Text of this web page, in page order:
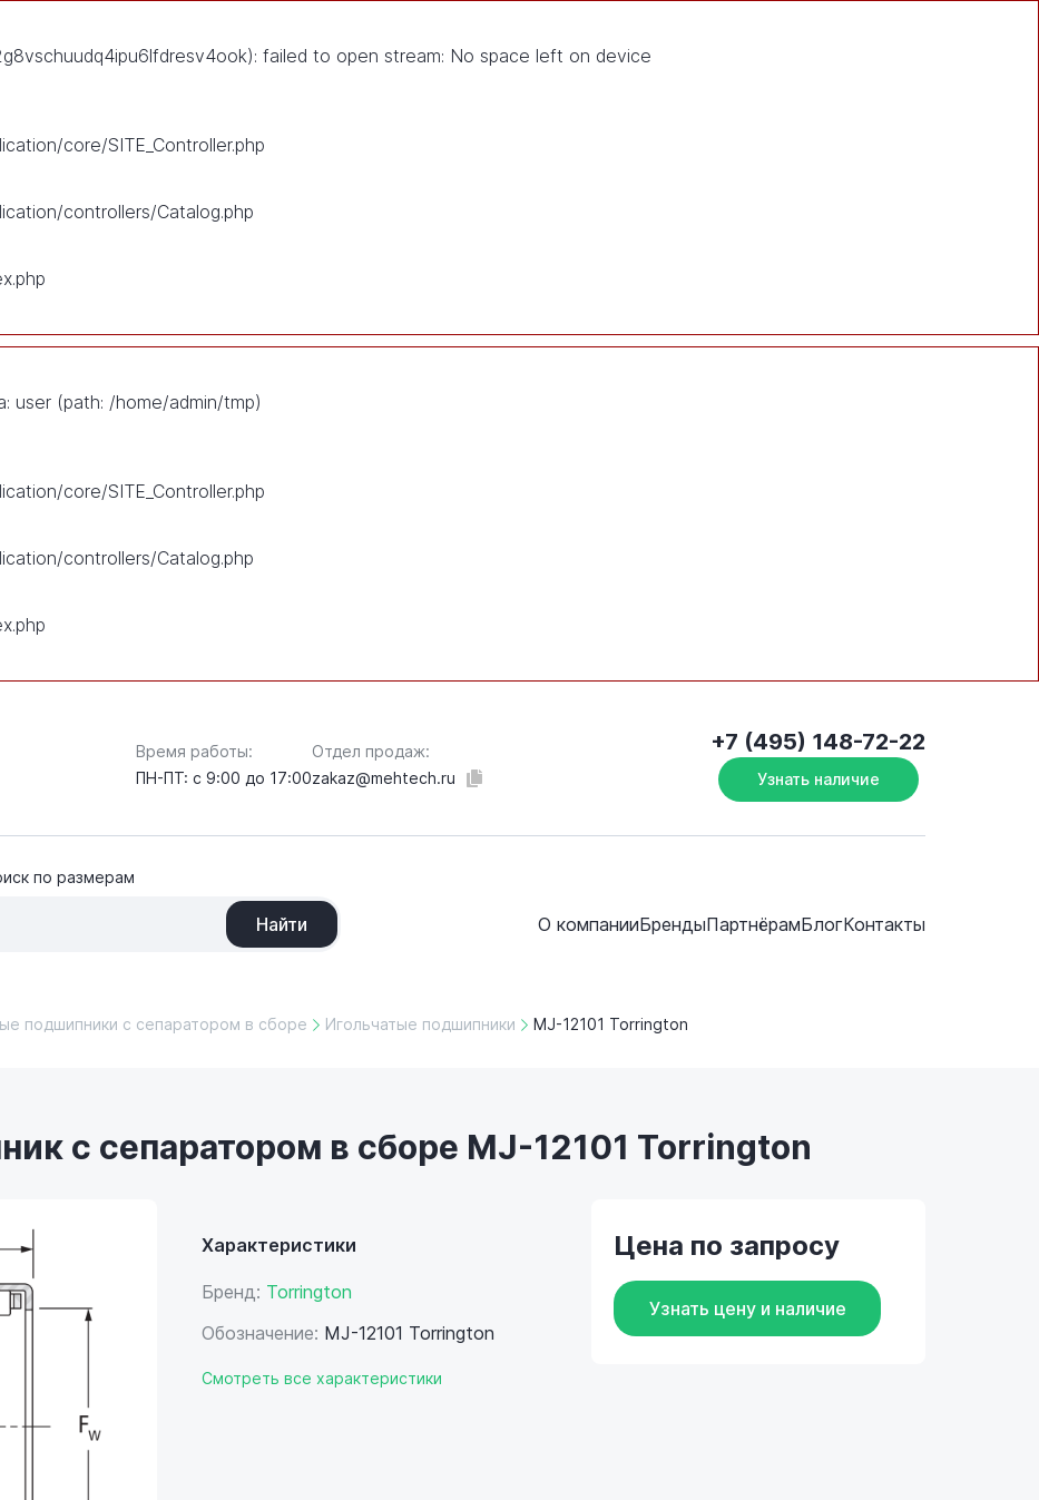
failed to open stream: No space left on device
core/SITE_Controller.php
controllers/Catalog.php
user (path: /home/admin/tmp)
core/SITE_Controller.php
controllers/Catalog.php
Время работы:
ПН-ПТ: с 9:00 до 17:00
Отдел продаж:
zakaz@mehtech.ru
+7 (495) 148-72-22
Узнать наличие
по размерам
Найти О компанииБрендыПартнёрамБлогКонтакты
подшипники с сепаратором в сборе Игольчатые подшипники MJ-12101 Torrington
с сепаратором в сборе MJ-12101 Torrington
Характеристики
Бренд: Torrington
Обозначение: MJ-12101 Torrington
Смотреть все характеристики
Цена по запросу
Узнать цену и наличие